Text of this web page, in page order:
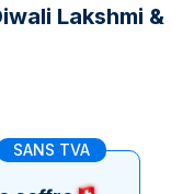
Lakshmi &
SANS TVA